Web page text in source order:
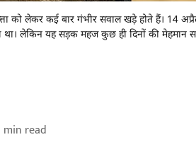
लेकर कई बार गंभीर सवाल खड़े होते हैं। 14 अप्रैल
था। लेकिन यह सड़क महज कुछ ही दिनों की
min read